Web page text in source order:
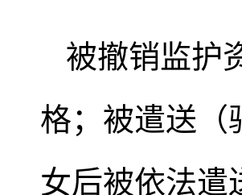
被撤销监护
格；被遣送（
女后被依法遣